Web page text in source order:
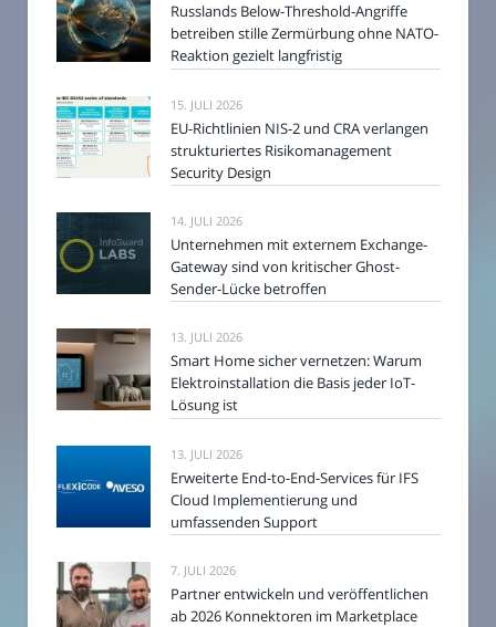
Russlands Below-Threshold-Angriffe
betreiben stille Zermürbung ohne NATO-
Reaktion gezielt langfristig
15. JULI 2026
EU-Richtlinien NIS-2 und CRA verlangen
strukturiertes Risikomanagement
Security Design
14. JULI 2026
Unternehmen mit externem Exchange-
Gateway sind von kritischer Ghost-
Sender-Lücke betroffen
13. JULI 2026
Smart Home sicher vernetzen: Warum
Elektroinstallation die Basis jeder IoT-
Lösung ist
13. JULI 2026
Erweiterte End-to-End-Services für IFS
Cloud Implementierung und
umfassenden Support
7. JULI 2026
Partner entwickeln und veröffentlichen
ab 2026 Konnektoren im Marketplace